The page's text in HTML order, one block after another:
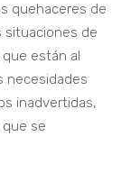
quehaceres de
situaciones de
están al
necesidades
inadvertidas,
se